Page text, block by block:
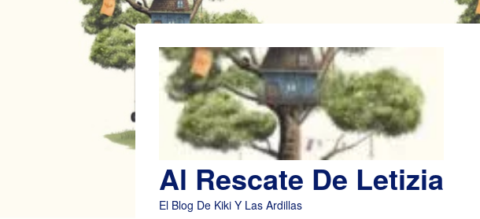
Al Rescate De Letizia
El Blog De Kiki Y Las Ardillas